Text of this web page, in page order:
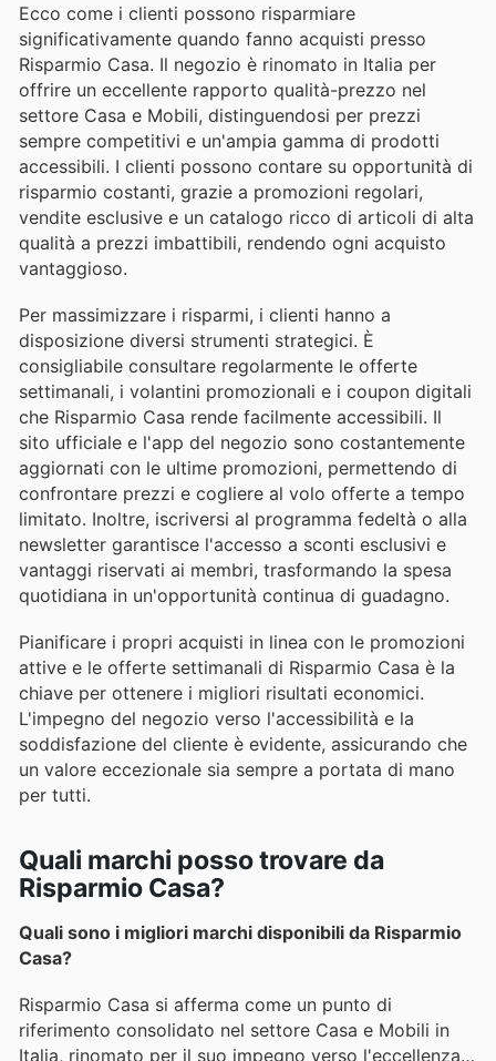
Ecco come i clienti possono risparmiare
significativamente quando fanno acquisti presso
Risparmio Casa. Il negozio è rinomato in Italia per
offrire un eccellente rapporto qualità-prezzo nel
settore Casa e Mobili, distinguendosi per prezzi
sempre competitivi e un'ampia gamma di prodotti
accessibili. I clienti possono contare su opportunità di
risparmio costanti, grazie a promozioni regolari,
vendite esclusive e un catalogo ricco di articoli di alta
qualità a prezzi imbattibili, rendendo ogni acquisto
vantaggioso.
Per massimizzare i risparmi, i clienti hanno a
disposizione diversi strumenti strategici. È
consigliabile consultare regolarmente le offerte
settimanali, i volantini promozionali e i coupon digitali
che Risparmio Casa rende facilmente accessibili. Il
sito ufficiale e l'app del negozio sono costantemente
aggiornati con le ultime promozioni, permettendo di
confrontare prezzi e cogliere al volo offerte a tempo
limitato. Inoltre, iscriversi al programma fedeltà o alla
newsletter garantisce l'accesso a sconti esclusivi e
vantaggi riservati ai membri, trasformando la spesa
quotidiana in un'opportunità continua di guadagno.
Pianificare i propri acquisti in linea con le promozioni
attive e le offerte settimanali di Risparmio Casa è la
chiave per ottenere i migliori risultati economici.
L'impegno del negozio verso l'accessibilità e la
soddisfazione del cliente è evidente, assicurando che
un valore eccezionale sia sempre a portata di mano
per tutti.
Quali marchi posso trovare da
Risparmio Casa?
Quali sono i migliori marchi disponibili da Risparmio
Casa?
Risparmio Casa si afferma come un punto di
riferimento consolidato nel settore Casa e Mobili in
Italia, rinomato per il suo impegno verso l'eccellenza e